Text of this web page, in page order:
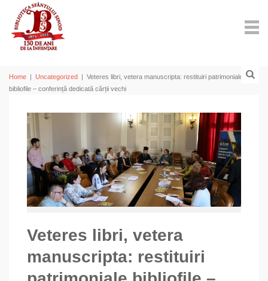
Home | Uncategorized | Veteres libri, vetera manuscripta: restituiri patrimoniale
bibliofile – conferință dedicată cărții vechi
Veteres libri, vetera
manuscripta: restituiri